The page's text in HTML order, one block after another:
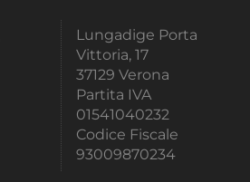
Lungadige Porta
Vittoria, 17
37129 Verona
Partita IVA
01541040232
Codice Fiscale
93009870234